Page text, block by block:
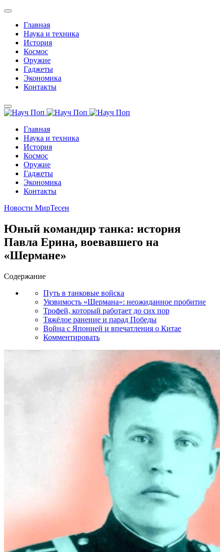
Главная
Наука и техника
История
Космос
Оружие
Гаджеты
Экономика
Контакты
Главная
Наука и техника
История
Космос
Оружие
Гаджеты
Экономика
Контакты
Новости МирТесен
Юный командир танка: история
Павла Ерина, воевавшего на
«Шермане»
Содержание
Путь в танковые войска
Уязвимость «Шермана»: неожиданное пробитие
Трофей, который работает до сих пор
Тяжёлое ранение и парад Победы
Война с Японией и впечатления о Китае
Комментировать